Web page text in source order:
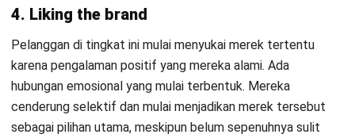
slogan-slogan ikonik dan kolaborasi dengan berbagai pihak,
semakin memperkuat posisi merek ini di benak konsumen.
Loyalitas pelanggan terhadap Indomie berasal dari koneksi
emosional yang telah terbangun selama bertahun-tahun.
Indomie telah menjadi lebih dari sekadar produk, melainkan